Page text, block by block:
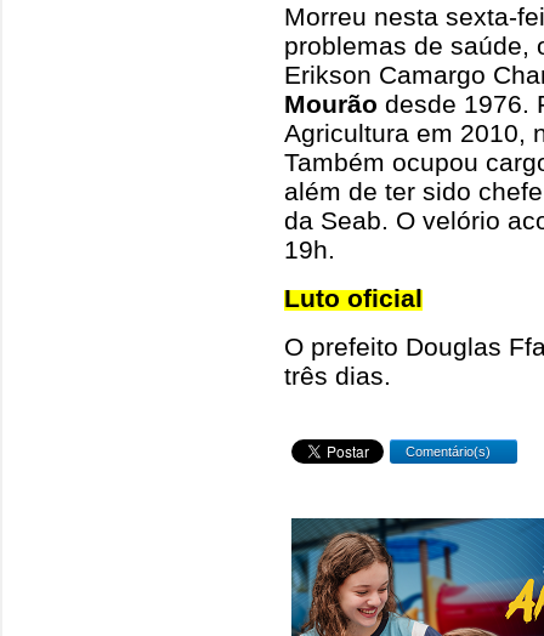
Morreu nesta sexta-
problemas de saúde,
Erikson Camargo
Mourão desde 1976.
Agricultura em 2010,
Também ocupou
além de ter sido
da Seab. O velório
19h.
Luto oficial
O prefeito Douglas
três dias.
Comentário(s)